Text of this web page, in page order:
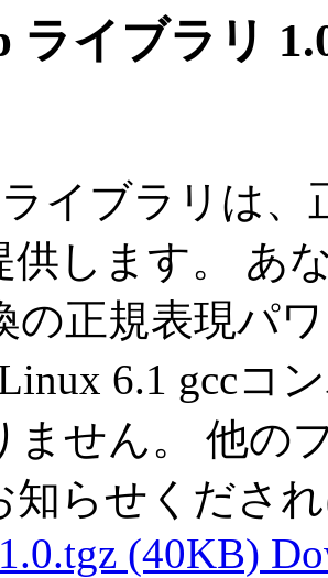
ライブラリ
イブラリは、
供します。 あ
の正規表現パ
6.1 gccコ
ません。 他の
知らせくださ
(40KB)